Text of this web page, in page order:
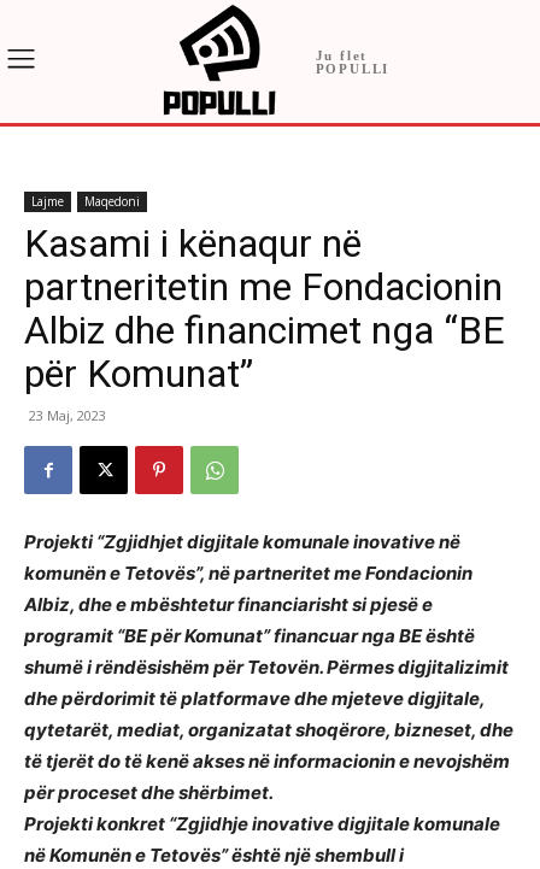
Ju flet
POPULLI
Lajme Maqedoni
Kasami i kënaqur në
partneritetin me Fondacionin
Albiz dhe financimet nga “BE
për Komunat”
23 Maj, 2023
Projekti “Zgjidhjet digjitale komunale inovative në
komunën e Tetovës”, në partneritet me Fondacionin
Albiz, dhe e mbështetur financiarisht si pjesë e
programit “BE për Komunat” financuar nga BE është
shumë i rëndësishëm për Tetovën. Përmes digjitalizimit
dhe përdorimit të platformave dhe mjeteve digjitale,
qytetarët, mediat, organizatat shoqërore, bizneset, dhe
të tjerët do të kenë akses në informacionin e nevojshëm
për proceset dhe shërbimet.
Projekti konkret “Zgjidhje inovative digjitale komunale
në Komunën e Tetovës” është një shembull i